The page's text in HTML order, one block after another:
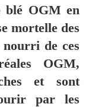
blé OGM en
mortelle des
de ces
OGM,
et sont
par les